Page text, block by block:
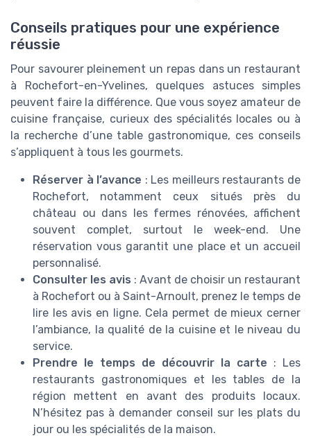
Conseils pratiques pour une expérience
réussie
Pour savourer pleinement un repas dans un restaurant
à Rochefort-en-Yvelines, quelques astuces simples
peuvent faire la différence. Que vous soyez amateur de
cuisine française, curieux des spécialités locales ou à
la recherche d’une table gastronomique, ces conseils
s’appliquent à tous les gourmets.
Réserver à l’avance : Les meilleurs restaurants de
Rochefort, notamment ceux situés près du
château ou dans les fermes rénovées, affichent
souvent complet, surtout le week-end. Une
réservation vous garantit une place et un accueil
personnalisé.
Consulter les avis : Avant de choisir un restaurant
à Rochefort ou à Saint-Arnoult, prenez le temps de
lire les avis en ligne. Cela permet de mieux cerner
l’ambiance, la qualité de la cuisine et le niveau du
service.
Prendre le temps de découvrir la carte : Les
restaurants gastronomiques et les tables de la
région mettent en avant des produits locaux.
N’hésitez pas à demander conseil sur les plats du
jour ou les spécialités de la maison.